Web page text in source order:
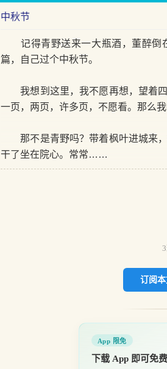
中秋节
记得青野送来一大瓶酒，董醉倒
篇，自己过个中秋节。
我想到这里，我不愿再想，望着四
一页，两页，许多页，不愿看。那么
那不是青野吗？带着枫叶进城来，
干了坐在院心。常常……
3
订阅
App 限免
下载 App 即可免